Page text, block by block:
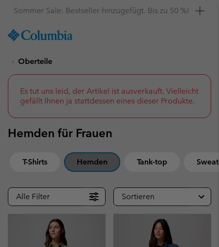
TO
SKIP
NAV
SKIP
TO
SEARCH
Hol dir einen 10 %-Gutschein
Oberteile
Es tut uns leid, der Artikel ist ausverkauft. Vielleicht
gefällt Ihnen ja stattdessen eines dieser Produkte.
Hemden für Frauen
T-Shirts Hemden Tank-top
Alle Filter Sortieren